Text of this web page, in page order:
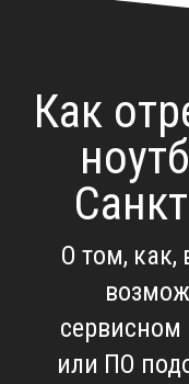
Как
О том, как,
сервисном
или ПО